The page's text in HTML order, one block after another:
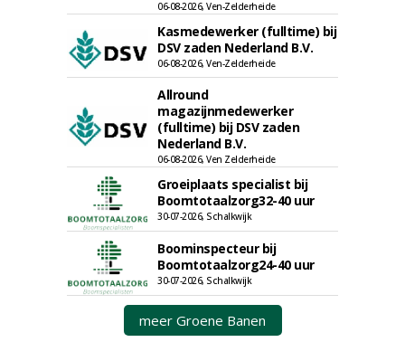
06-08-2026, Ven-Zelderheide
Kasmedewerker (fulltime) bij
DSV zaden Nederland B.V.
06-08-2026, Ven-Zelderheide
Allround
magazijnmedewerker
(fulltime) bij DSV zaden
Nederland B.V.
06-08-2026, Ven Zelderheide
Groeiplaats specialist bij
Boomtotaalzorg32-40 uur
30-07-2026, Schalkwijk
Boominspecteur bij
Boomtotaalzorg24-40 uur
30-07-2026, Schalkwijk
meer Groene Banen